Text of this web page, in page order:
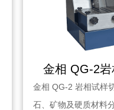
金相 QG-2
金相 QG-2 岩相试样
石、矿物及硬质材料